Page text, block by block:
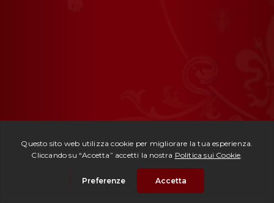
Monastero Lucca
| € 1.980.000